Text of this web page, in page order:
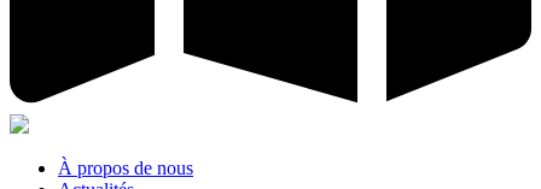
À propos de nous